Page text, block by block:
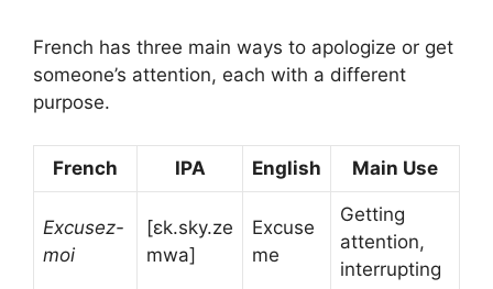
French has three main ways to apologize or get
someone’s attention, each with a different
purpose.
French IPA English Main Use
Excusez-
moi
[ɛk.sky.ze
mwa]
Excuse
me
Getting
attention,
interrupting